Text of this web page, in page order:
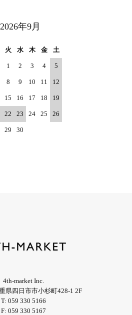
2026年9月
火 水 木 金 土
1 2 3 4 5
8 9 10 11 12
15 16 17 18 19
22 23 24 25 26
29 30
4th-market Inc.
県四日市市小杉町428-1 2F
059 330 5166
059 330 5167